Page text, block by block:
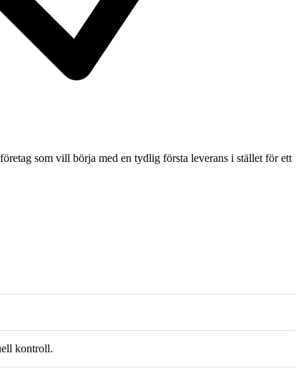
som vill börja med en tydlig första leverans i stället för ett
kontroll.